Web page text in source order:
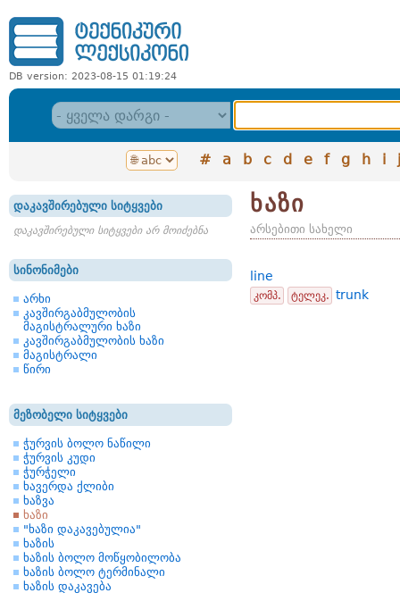
DB version: 2023-08-15 01:19:24
# a b c d e f g h i j
დაკავშირებული სიტყვები
დაკავშირებული სიტყვები არ მოიძებნა
სინონიმები
არხი
კავშირგაბმულობის
მაგისტრალური ხაზი
კავშირგაბმულობის ხაზი
მაგისტრალი
წირი
მეზობელი სიტყვები
ჭურვის ბოლო ნაწილი
ჭურვის კუდი
ჭურჭელი
ხავერდა ქლიბი
ხაზვა
ხაზი
"ხაზი დაკავებულია"
ხაზის
ხაზის ბოლო მოწყობილობა
ხაზის ბოლო ტერმინალი
ხაზის დაკავება
ხაზი
არსებითი სახელი
line
კომპ. ტელეკ. trunk